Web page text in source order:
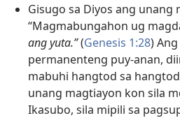
Gisugo sa Diyos ang unang
“Magmabungahon ug
ang yuta.”(Genesis 1:28)
permanenteng puy-anan,
mabuhi hangtod sa
unang magtiayon kon sila
Ikasubo, sila mipili sa